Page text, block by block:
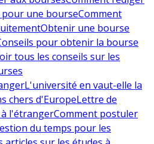
une bourseComment
Obtenir une bourse
pour obtenir la bourse
tous les conseils sur les
L'université en vaut-elle la
chers d'EuropeLettre de
l'étrangerComment postuler
du temps pour les